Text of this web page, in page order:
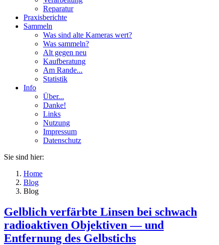
Reparatur
Praxisberichte
Sammeln
Was sind alte Kameras wert?
Was sammeln?
Alt gegen neu
Kaufberatung
Am Rande...
Statistik
Info
Über...
Danke!
Links
Nutzung
Impressum
Datenschutz
Sie sind hier:
Home
Blog
Blog
Gelblich verfärbte Linsen bei schwach
radioaktiven Objektiven — und
Entfernung des Gelbstichs